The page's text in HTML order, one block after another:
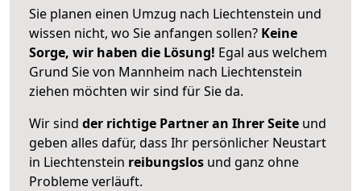
Sie planen einen Umzug nach Liechtenstein und
wissen nicht, wo Sie anfangen sollen? Keine
Sorge, wir haben die Lösung! Egal aus welchem
Grund Sie von Mannheim nach Liechtenstein
ziehen möchten wir sind für Sie da.
Wir sind der richtige Partner an Ihrer Seite und
geben alles dafür, dass Ihr persönlicher Neustart
in Liechtenstein reibungslos und ganz ohne
Probleme verläuft.